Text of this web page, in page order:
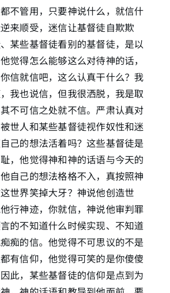
不管用，只要神说什么，就信什
来顺受，迷信让基督徒自欺欺
某些基督徒看别的基督徒，是以
觉得怎么能够这么对待神的话，
信就信吧，这么认真干什么？我
我也说信，但我很洒脱，我是取
不可信之处就不信。严肃认真对
世人和某些基督徒视作奴性和迷
己的想法活着吗？这些基督徒是
，他觉得神和神的话语与今天的
自己的想法格格不入，真按照神
世界笑掉大牙？神说他创造世
行神迹，你就信，神说他审判罪
的不知道什么时候实现、不知道
痴的信。他觉得不可思议的不是
有信仰，他觉得可笑的是你傻傻
此，某些基督徒的信仰是点到为